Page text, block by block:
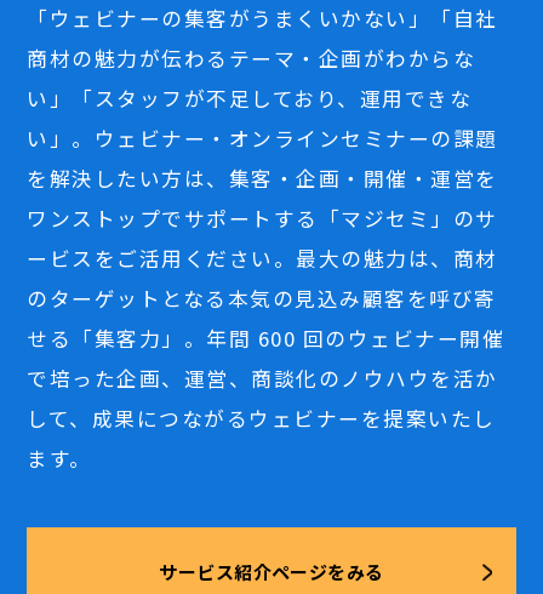
「ウェビナーの集客がうまくいかない」「自社
商材の魅力が伝わるテーマ・企画がわからな
い」「スタッフが不足しており、運用できな
い」。ウェビナー・オンラインセミナーの課題
を解決したい方は、集客・企画・開催・運営を
ワンストップでサポートする「マジセミ」のサ
ービスをご活用ください。最大の魅力は、商材
のターゲットとなる本気の見込み顧客を呼び寄
せる「集客力」。年間 600 回のウェビナー開催
で培った企画、運営、商談化のノウハウを活か
して、成果につながるウェビナーを提案いたし
ます。
サービス紹介ページをみる